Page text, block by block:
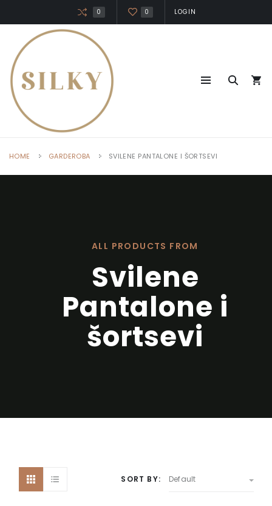
0 0 LOGIN
HOME GARDEROBA SVILENE PANTALONE I ŠORTSEVI
ALL PRODUCTS FROM
Svilene
Pantalone i
šortsevi
SORT BY: Default